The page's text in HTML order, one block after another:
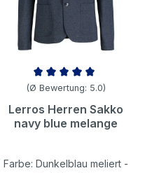
Durchschnittliche Bewertung
(Ø Bewertung: 5.0)
Lerros Herren Sakko
navy blue melange
Farbe: Dunkelblau meliert -